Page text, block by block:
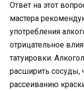
Ответ на этот
мастера
употребления
отрицательное
татуировки.
расширить сосуды,
рассеиванию